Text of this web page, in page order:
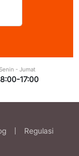
- Jumat
17:00
Regulasi